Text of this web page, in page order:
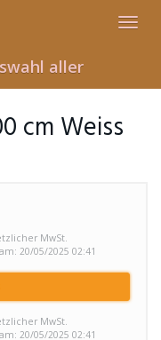
aller
cm Weiss
MwSt.
20/05/2025 02:41
MwSt.
20/05/2025 02:41